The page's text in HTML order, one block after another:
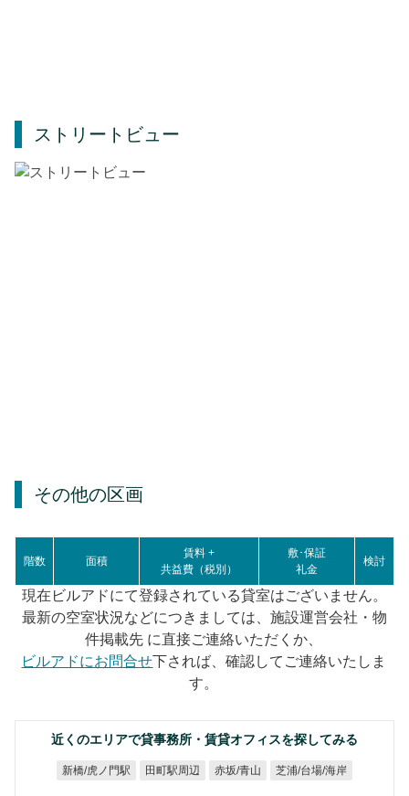
ストリートビュー
その他の区画
階数 面積
賃料 +
共益費（税別）
敷･保証
礼金
検討
現在ビルアドにて登録されている貸室はございません。
最新の空室状況などにつきましては、施設運営会社・物
件掲載先 に直接ご連絡いただくか、
ビルアドにお問合せ下されば、確認してご連絡いたしま
す。
近くのエリアで貸事務所・賃貸オフィスを探してみる
新橋/虎ノ門駅 田町駅周辺 赤坂/青山 芝浦/台場/海岸